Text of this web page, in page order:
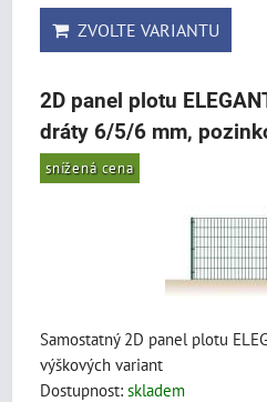
ZVOLTE VARIANTU
2D panel plotu
dráty 6/5/6 mm,
snížená cena
Samostatný 2D panel plotu
výškových variant
Dostupnost: skladem